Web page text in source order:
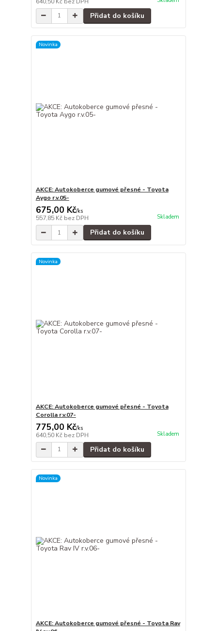
Přidat do košíku
Novinka
AKCE: Autokoberce gumové přesné - Toyota
Aygo r.v.05-
675,00 Kč/ks
557,85 Kč bez DPH Skladem
Přidat do košíku
Novinka
AKCE: Autokoberce gumové přesné - Toyota
Corolla r.v.07-
775,00 Kč/ks
640,50 Kč bez DPH Skladem
Přidat do košíku
Novinka
AKCE: Autokoberce gumové přesné - Toyota Rav